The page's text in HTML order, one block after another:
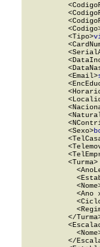
          <Tipo>
          <Email>
          <Sexo>
          <Turma>
<Ano
</
</